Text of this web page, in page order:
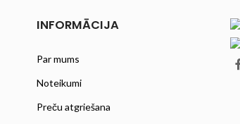
INFORMĀCIJA
Par mums
Noteikumi
Preču atgriešana